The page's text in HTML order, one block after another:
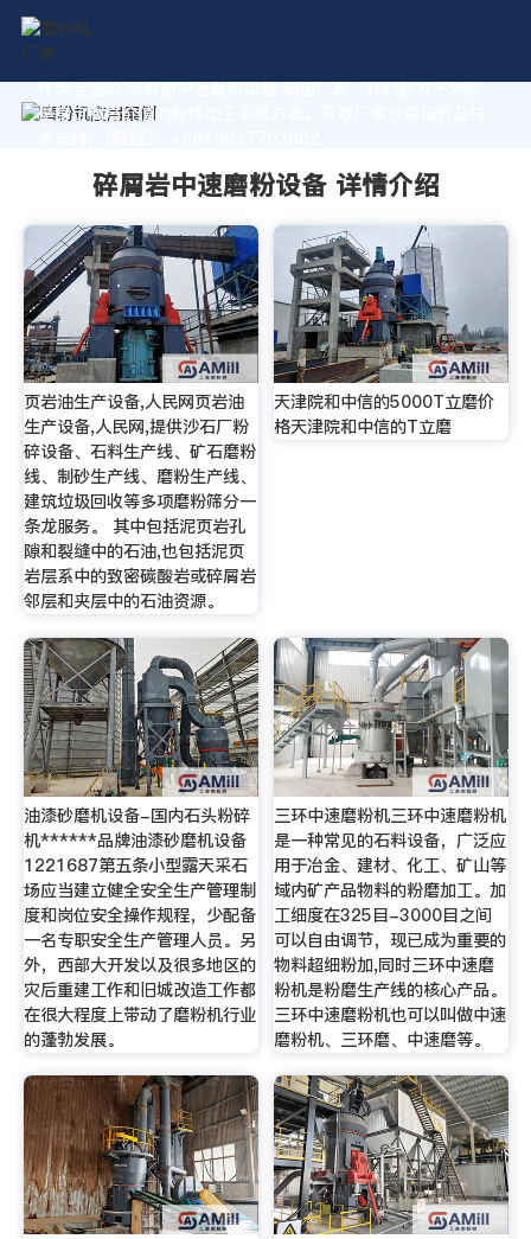
作为专业的 碎屑岩中速磨粉设备 制造厂家，我们致力于为您
量身定制高价值的粉体加工系统方案。获取厂家直销报价及技
碎屑岩中速磨粉设备 详情介绍
页岩油生产设备,人民网页岩油
生产设备,人民网,提供沙石厂粉
碎设备、石料生产线、矿石磨粉
线、制砂生产线、磨粉生产线、
建筑垃圾回收等多项磨粉筛分一
条龙服务。 其中包括泥页岩孔
隙和裂缝中的石油,也包括泥页
岩层系中的致密碳酸岩或碎屑岩
邻层和夹层中的石油资源。
天津院和中信的5000T立磨价
格天津院和中信的T立磨
油漆砂磨机设备-国内石头粉碎
机******品牌油漆砂磨机设备
1221687第五条小型露天采石
场应当建立健全安全生产管理制
度和岗位安全操作规程，少配备
一名专职安全生产管理人员。另
外，西部大开发以及很多地区的
灾后重建工作和旧城改造工作都
在很大程度上带动了磨粉机行业
的蓬勃发展。
三环中速磨粉机三环中速磨粉机
是一种常见的石料设备，广泛应
用于冶金、建材、化工、矿山等
域内矿产品物料的粉磨加工。加
工细度在325目-3000目之间
可以自由调节，现已成为重要的
物料超细粉加,同时三环中速磨
粉机是粉磨生产线的核心产品。
三环中速磨粉机也可以叫做中速
磨粉机、三环磨、中速磨等。